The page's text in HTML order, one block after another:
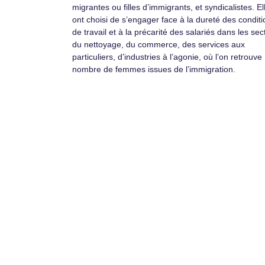
migrantes ou filles d’immigrants, et syndicalistes.
ont choisi de s’engager face à la dureté des
de travail et à la précarité des salariés dans les
du nettoyage, du commerce, des services aux
particuliers, d’industries à l’agonie, où l’on retrouve
nombre de femmes issues de l’immigration.